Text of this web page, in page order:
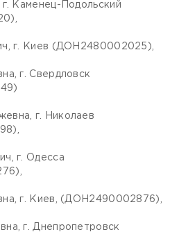
Каменец-Подольский
г. Киев (ДОН2480002025),
г. Свердловск
г. Николаев
г. Одесса
г. Киев, (ДОН2490002876),
г. Днепропетровск